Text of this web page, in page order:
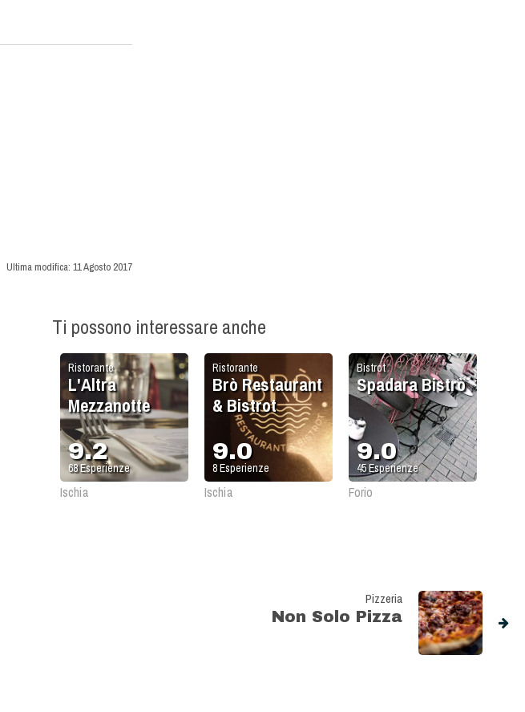
Ultima modifica: 11 Agosto 2017
Ti possono interessare anche
Bistrot
Spadara Bistrò
9.0
45Esperienze
Forio
Ristorante
Brò Restaurant
& Bistrot
9.0
8Esperienze
Ischia
Ristorante
L'Altra
Mezzanotte
9.2
68Esperienze
Ischia
Pizzeria
Non Solo Pizza